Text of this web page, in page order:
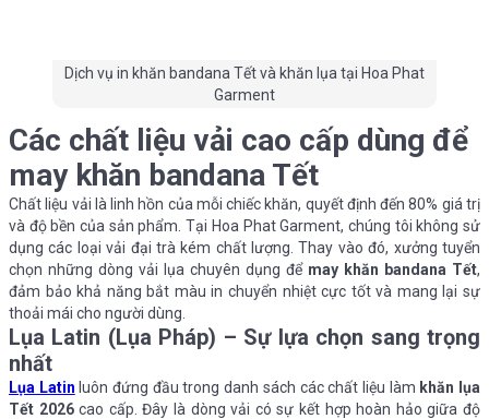
Dịch vụ in khăn bandana Tết và khăn lụa tại Hoa Phat
Garment
Các chất liệu vải cao cấp dùng để
may khăn bandana Tết
Chất liệu vải là linh hồn của mỗi chiếc khăn, quyết định đến 80% giá trị
và độ bền của sản phẩm. Tại Hoa Phat Garment, chúng tôi không sử
dụng các loại vải đại trà kém chất lượng. Thay vào đó, xưởng tuyển
chọn những dòng vải lụa chuyên dụng để may khăn bandana Tết,
đảm bảo khả năng bắt màu in chuyển nhiệt cực tốt và mang lại sự
thoải mái cho người dùng.
Lụa Latin (Lụa Pháp) – Sự lựa chọn sang trọng
nhất
Lụa Latin luôn đứng đầu trong danh sách các chất liệu làm khăn lụa
Tết 2026cao cấp. Đây là dòng vải có sự kết hợp hoàn hảo giữa độ